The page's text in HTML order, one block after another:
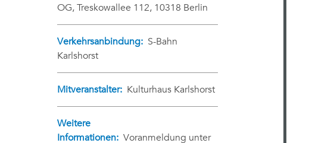
OG, Treskowallee 112, 10318 Berlin
Verkehrsanbindung: S-Bahn
Karlshorst
Mitveranstalter: Kulturhaus Karlshorst
Weitere
Informationen: Voranmeldung unter